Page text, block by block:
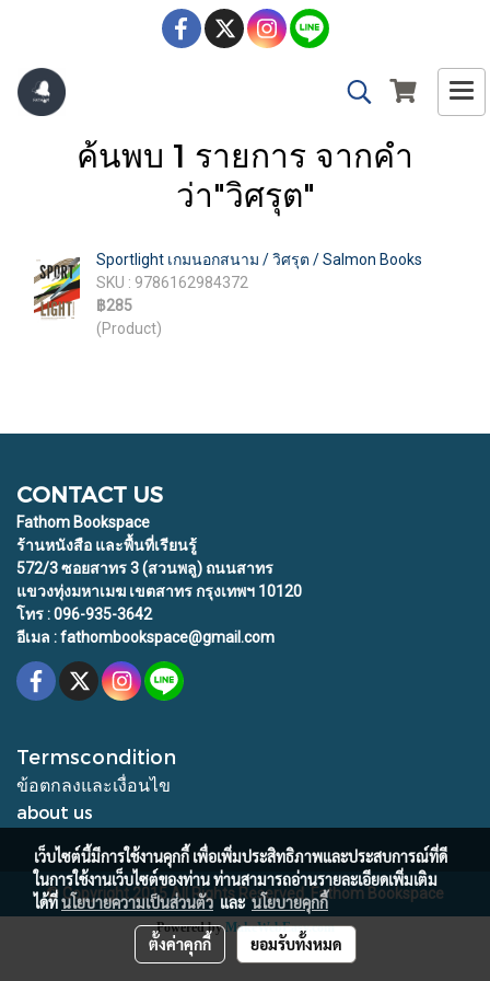
ค้นพบ 1 รายการ จากคำ
ว่า"วิศรุต"
Sportlight เกมนอกสนาม / วิศรุต / Salmon Books
SKU : 9786162984372
฿285
(Product)
CONTACT US
Fathom Bookspace
ร้านหนังสือ และพื้นที่เรียนรู้
572/3 ซอยสาทร 3 (สวนพลู) ถนนสาทร
แขวงทุ่งมหาเมฆ เขตสาทร กรุงเทพฯ 10120
โทร : 096-935-3642
อีเมล : fathombookspace@gmail.com
Termscondition
ข้อตกลงและเงื่อนไข
about us
© Copyright 2015 All Rights Reserved. Fathom Bookspace
Powered byMakeWebEasy.com
เว็บไซต์นี้มีการใช้งานคุกกี้ เพื่อเพิ่มประสิทธิภาพและประสบการณ์ที่ดี
ในการใช้งานเว็บไซต์ของท่าน ท่านสามารถอ่านรายละเอียดเพิ่มเติม
ได้ที่นโยบายความเป็นส่วนตัวและนโยบายคุกกี้
ตั้งค่าคุกกี้ ยอมรับทั้งหมด